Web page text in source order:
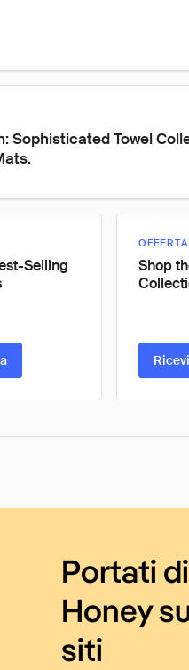
Sophisticated Towel
Selling
OFFERTA
Shop
Portati
Honey
siti